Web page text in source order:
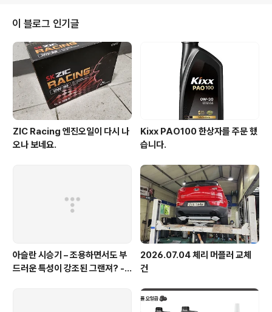
580f729ff86f294aeac 신에츠 차량용 파노라마 썬루
프 구리스 소음 잡소리 실리콘 고무 플라스틱그리스 : 본드
맨 [본드맨] Bondmann!!! smartstore.naver.com 보
통 WD40 같은거 사용해서 소음을 잡는다고 하는데 해당
부위에 플라스..
이 블로그 인기글
ZIC Racing 엔진오일이 다시 나
오나 보네요.
Kixx PAO100 한상자를 주문 했
습니다.
아슬란 시승기 – 조용하면서도 부
드러운 특성이 강조된 그랜져? - 1
2026.07.04 체리 머플러 교체
건